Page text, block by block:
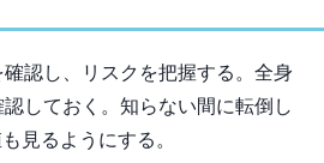
認し、リスクを把握する。全身
しておく。知らない間に転倒し
見るようにする。